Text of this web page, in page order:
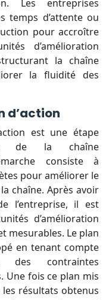
Les entreprises
temps d’attente ou
pour accroître
d’amélioration
la chaîne
la fluidité des
d’action
est une étape
de la chaîne
consiste à
pour améliorer le
chaîne. Après avoir
l’entreprise, il est
d’amélioration
mesurables. Le plan
en tenant compte
des contraintes
Une fois ce plan mis
résultats obtenus